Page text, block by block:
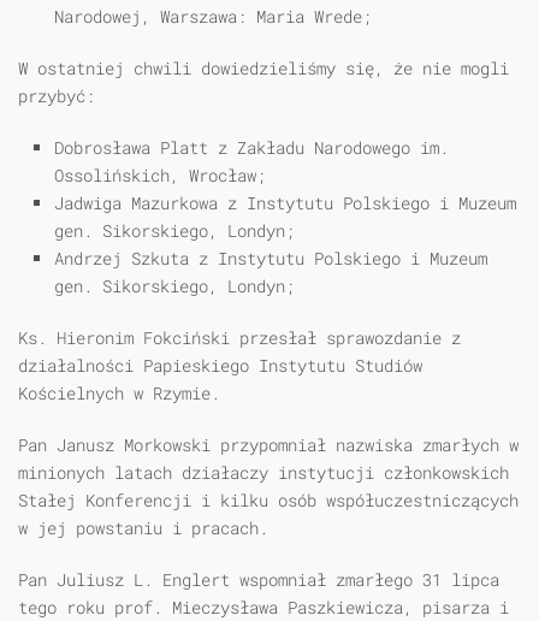
Narodowej, Warszawa: Maria Wrede;
W ostatniej chwili dowiedzieliśmy się, że nie mogli
przybyć:
Dobrosława Platt z Zakładu Narodowego im.
Ossolińskich, Wrocław;
Jadwiga Mazurkowa z Instytutu Polskiego i Muzeum
gen. Sikorskiego, Londyn;
Andrzej Szkuta z Instytutu Polskiego i Muzeum
gen. Sikorskiego, Londyn;
Ks. Hieronim Fokciński przesłał sprawozdanie z
działalności Papieskiego Instytutu Studiów
Kościelnych w Rzymie.
Pan Janusz Morkowski przypomniał nazwiska zmarłych w
minionych latach działaczy instytucji członkowskich
Stałej Konferencji i kilku osób współuczestniczących
w jej powstaniu i pracach.
Pan Juliusz L. Englert wspomniał zmarłego 31 lipca
tego roku prof. Mieczysława Paszkiewicza, pisarza i